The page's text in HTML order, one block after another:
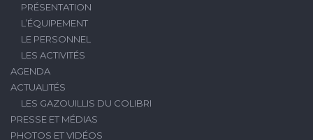
PRÉSENTATION
L’ÉQUIPEMENT
LE PERSONNEL
LES ACTIVITÉS
AGENDA
ACTUALITÉS
LES GAZOUILLIS DU COLIBRI
PRESSE ET MÉDIAS
PHOTOS ET VIDÉOS